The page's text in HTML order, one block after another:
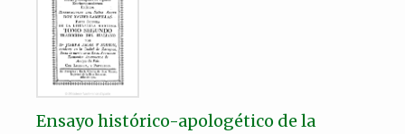
Ensayo histórico-apologético de la